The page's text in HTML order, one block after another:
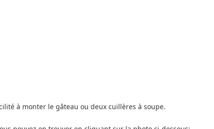
à monter le gâteau ou deux cuillères à soupe.